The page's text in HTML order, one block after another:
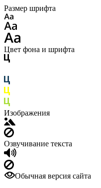
Размер шрифта
Цвет фона и шрифта
Изображения
Озвучивание текста
Обычная версия сайта